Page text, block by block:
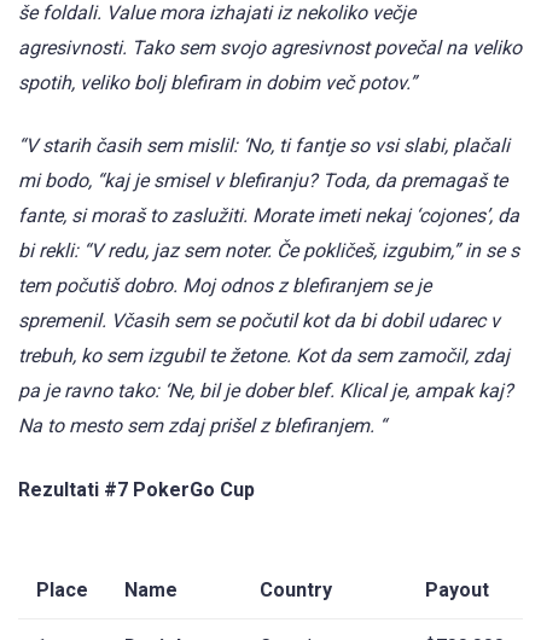
še foldali. Value mora izhajati iz nekoliko večje
agresivnosti. Tako sem svojo agresivnost povečal na veliko
spotih, veliko bolj blefiram in dobim več potov.”
“V starih časih sem mislil: ‘No, ti fantje so vsi slabi, plačali
mi bodo, “kaj je smisel v blefiranju? Toda, da premagaš te
fante, si moraš to zaslužiti. Morate imeti nekaj ‘cojones’, da
bi rekli: “V redu, jaz sem noter. Če pokličeš, izgubim,” in se s
tem počutiš dobro. Moj odnos z blefiranjem se je
spremenil. Včasih sem se počutil kot da bi dobil udarec v
trebuh, ko sem izgubil te žetone. Kot da sem zamočil, zdaj
pa je ravno tako: ‘Ne, bil je dober blef. Klical je, ampak kaj?
Na to mesto sem zdaj prišel z blefiranjem. “
Rezultati #7 PokerGo Cup
Place Name Country Payout